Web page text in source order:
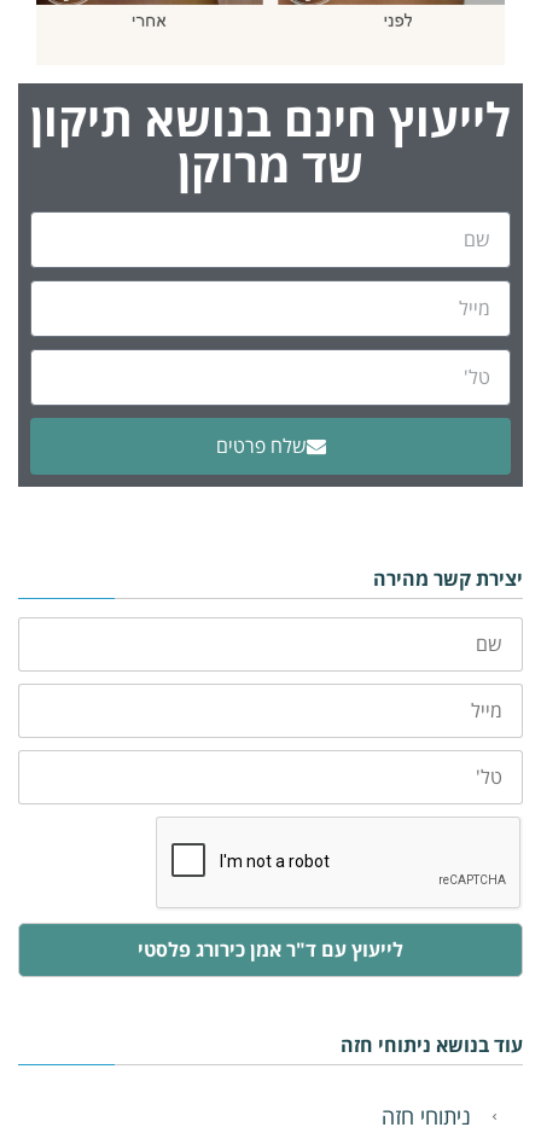
לייעוץ חינם בנושא תיקון
שד מרוקן
שלח פרטים
Alternative:
יצירת קשר מהירה
שם
מייל
טלפון
לייעוץ עם ד"ר אמן כירורג פלסטי
עוד בנושא ניתוחי חזה
ניתוחי חזה